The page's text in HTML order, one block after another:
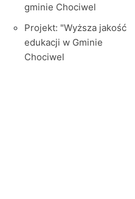
gminie Chociwel
Projekt: "Wyższa jakość
edukacji w Gminie
Chociwel